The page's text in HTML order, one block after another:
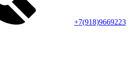
+7(918)9669223